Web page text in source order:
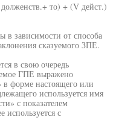
то) + (V дейст.)
в зависимости от способа
сказуемого ЗПЕ.
в свою очередь
ГПЕ выражено
в форме настоящего или
используется имя
с показателем
используется с